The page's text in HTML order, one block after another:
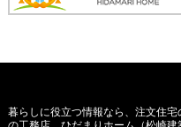
暮らしに役立つ情報なら、 注文住宅